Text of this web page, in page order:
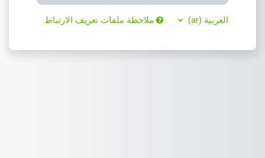
العربية ‎(ar)‎ ملاحظة ملفات تعريف الارتباط